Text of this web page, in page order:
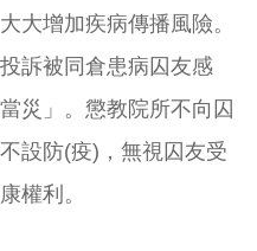
大增加疾病傳播風險。
訴被同倉患病囚友感
災」。懲教院所不向囚
設防(疫)，無視囚友受
權利。